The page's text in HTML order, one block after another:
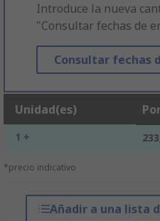
Introduce la nueva
"Consultar fechas de
Consultar fechas
Unidad(es)
1 +
*precio indicativo
Añadir a una lista